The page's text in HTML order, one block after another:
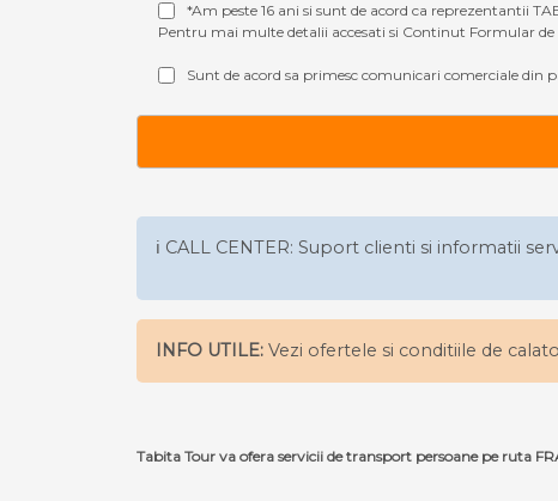
*Am peste 16 ani si sunt de acord ca reprezentantii
Pentru mai multe detalii accesati si Continut Formular de
Sunt de acord sa primesc comunicari comerciale din
ℹ️ CALL CENTER: Suport clienti si informatii
INFO UTILE: Vezi ofertele si conditiile de
Tabita Tour va ofera servicii de transport persoane pe ruta